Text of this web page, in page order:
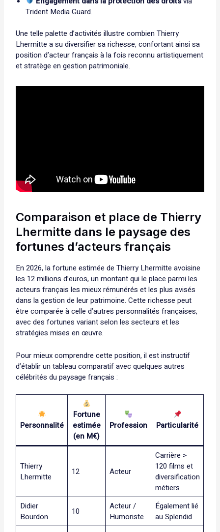
Trident Media Guard.
Une telle palette d’activités illustre combien Thierry
Lhermitte a su diversifier sa richesse, confortant ainsi sa
position d’acteur français à la fois reconnu artistiquement
et stratège en gestion patrimoniale.
Comparaison et place de Thierry
Lhermitte dans le paysage des
fortunes d’acteurs français
En 2026, la fortune estimée de Thierry Lhermitte avoisine
les 12 millions d’euros, un montant qui le place parmi les
acteurs français les mieux rémunérés et les plus avisés
dans la gestion de leur patrimoine. Cette richesse peut
être comparée à celle d’autres personnalités françaises,
avec des fortunes variant selon les secteurs et les
stratégies mises en œuvre.
Pour mieux comprendre cette position, il est instructif
d’établir un tableau comparatif avec quelques autres
célébrités du paysage français :
Personnalité
Fortune
estimée
(en M€)
Profession Particularité
Thierry
Lhermitte
12 Acteur
Carrière >
120 films et
diversification
métiers
Didier
Bourdon
10
Acteur /
Humoriste
Également lié
au Splendid